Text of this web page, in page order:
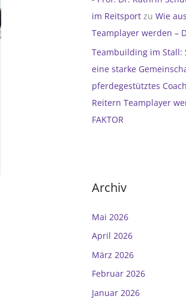
im Reitsport zu Wie
Teamplayer werden –
Teambuilding im Stall:
eine starke
pferdegestütztes
Reitern Teamplayer
FAKTOR
Archiv
Mai 2026
April 2026
März 2026
Februar 2026
Januar 2026